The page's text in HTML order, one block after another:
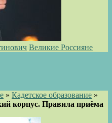
Великие Россияне
» Кадетское образование »
корпус. Правила приёма